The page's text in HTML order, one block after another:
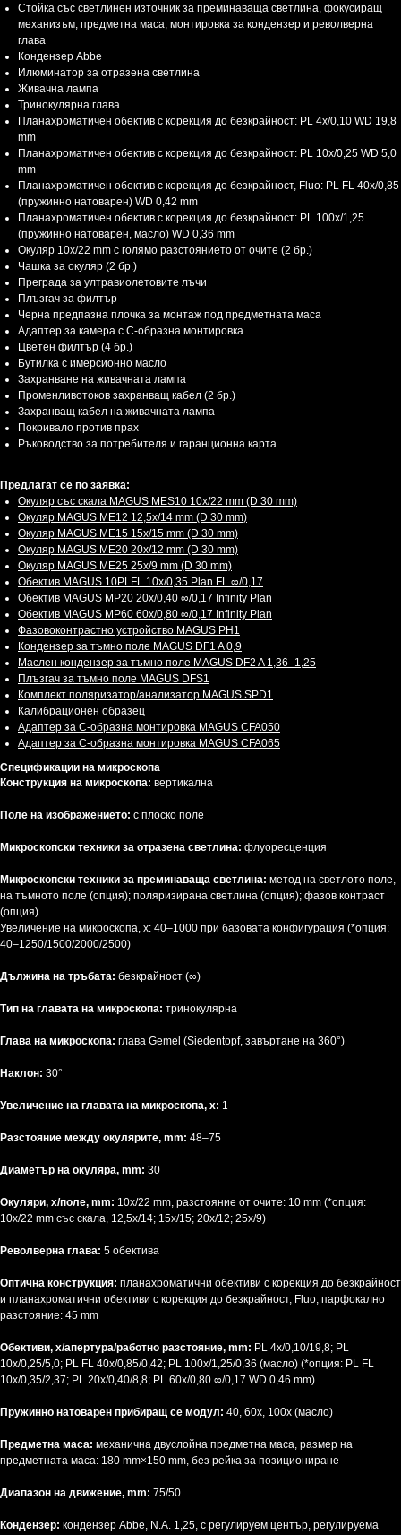
Стойка със светлинен източник за преминаваща светлина, фокусиращ
механизъм, предметна маса, монтировка за кондензер и револверна
глава
Кондензер Abbe
Илюминатор за отразена светлина
Живачна лампа
Тринокулярна глава
Планахроматичен обектив с корекция до безкрайност: PL 4x/0,10 WD 19,8
mm
Планахроматичен обектив с корекция до безкрайност: PL 10x/0,25 WD 5,0
mm
Планахроматичен обектив с корекция до безкрайност, Fluo: PL FL 40x/0,85
(пружинно натоварен) WD 0,42 mm
Планахроматичен обектив с корекция до безкрайност: PL 100x/1,25
(пружинно натоварен, масло) WD 0,36 mm
Окуляр 10x/22 mm с голямо разстоянието от очите (2 бр.)
Чашка за окуляр (2 бр.)
Преграда за ултравиолетовите лъчи
Плъзгач за филтър
Черна предпазна плочка за монтаж под предметната маса
Адаптер за камера с С-образна монтировка
Цветен филтър (4 бр.)
Бутилка с имерсионно масло
Захранване на живачната лампа
Променливотоков захранващ кабел (2 бр.)
Захранващ кабел на живачната лампа
Покривало против прах
Ръководство за потребителя и гаранционна карта
Предлагат се по заявка:
Окуляр със скала MAGUS MES10 10х/22 mm (D 30 mm)
Окуляр MAGUS ME12 12,5х/14 mm (D 30 mm)
Окуляр MAGUS ME15 15x/15 mm (D 30 mm)
Окуляр MAGUS ME20 20х/12 mm (D 30 mm)
Окуляр MAGUS ME25 25х/9 mm (D 30 mm)
Обектив MAGUS 10PLFL 10х/0,35 Plan FL ∞/0,17
Обектив MAGUS MP20 20х/0,40 ∞/0,17 Infinity Plan
Обектив MAGUS MP60 60х/0,80 ∞/0,17 Infinity Plan
Фазовоконтрастно устройство MAGUS PH1
Кондензер за тъмно поле MAGUS DF1 A 0,9
Маслен кондензер за тъмно поле MAGUS DF2 A 1,36–1,25
Плъзгач за тъмно поле MAGUS DFS1
Комплект поляризатор/анализатор MAGUS SPD1
Калибрационен образец
Адаптер за C-образна монтировка MAGUS CFA050
Адаптер за C-образна монтировка MAGUS CFA065
Спецификации на микроскопа
Конструкция на микроскопа: вертикална
Поле на изображението: с плоско поле
Микроскопски техники за отразена светлина: флуоресценция
Микроскопски техники за преминаваща светлина: метод на светлото поле,
на тъмното поле (опция); поляризирана светлина (опция); фазов контраст
(опция)
Увеличение на микроскопа, х: 40–1000 при базовата конфигурация (*опция:
40–1250/1500/2000/2500)
Дължина на тръбата: безкрайност (∞)
Тип на главата на микроскопа: тринокулярна
Глава на микроскопа: глава Gemel (Siedentopf, завъртане на 360°)
Наклон: 30°
Увеличение на главата на микроскопа, x: 1
Разстояние между окулярите, mm: 48–75
Диаметър на окуляра, mm: 30
Окуляри, x/поле, mm: 10х/22 mm, разстояние от очите: 10 mm (*опция:
10x/22 mm със скала, 12,5x/14; 15x/15; 20x/12; 25x/9)
Револверна глава: 5 обектива
Оптична конструкция: планахроматични обективи с корекция до безкрайност
и планахроматични обективи с корекция до безкрайност, Fluo, парфокално
разстояние: 45 mm
Обективи, x/апертура/работно разстояние, mm: PL 4x/0,10/19,8; PL
10x/0,25/5,0; PL FL 40x/0,85/0,42; PL 100x/1,25/0,36 (масло) (*опция: PL FL
10x/0,35/2,37; PL 20х/0,40/8,8; PL 60x/0,80 ∞/0,17 WD 0,46 mm)
Пружинно натоварен прибиращ се модул: 40, 60х, 100x (масло)
Предметна маса: механична двуслойна предметна маса, размер на
предметната маса: 180 mm×150 mm, без рейка за позициониране
Диапазон на движение, mm: 75/50
Кондензер: кондензер Abbe, N.A. 1,25, с регулируем център, регулируема